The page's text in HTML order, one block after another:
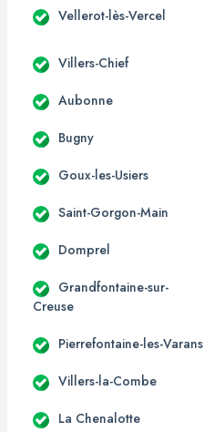
Vellerot-lès-Vercel
Villers-Chief
Aubonne
Bugny
Goux-les-Usiers
Saint-Gorgon-Main
Domprel
Grandfontaine-sur-
Creuse
Pierrefontaine-les-Varans
Villers-la-Combe
La Chenalotte